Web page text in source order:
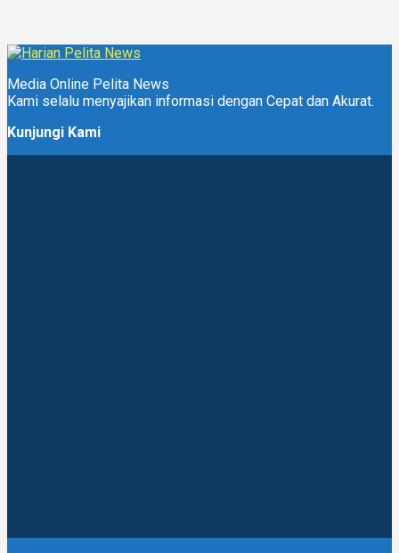
Media Online Pelita News
Kami selalu menyajikan informasi dengan Cepat dan Akurat.
Kunjungi Kami